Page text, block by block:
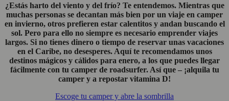
¿Estás harto del viento y del frío? Te entendemos. Mientras que
muchas personas se decantan más bien por un viaje en camper
en invierno, otros prefieren estar calentitos y andan buscando el
sol. Pero para ello no siempre es necesario emprender viajes
largos. Si no tienes dinero o tiempo de reservar unas vacaciones
en el Caribe, no desesperes. Aquí te recomendamos unos
destinos mágicos y cálidos para enero, a los que puedes llegar
fácilmente con tu camper de roadsurfer. Así que – ¡alquila tu
camper y a repostar vitamina D!
Escoge tu camper y abre la sombrilla